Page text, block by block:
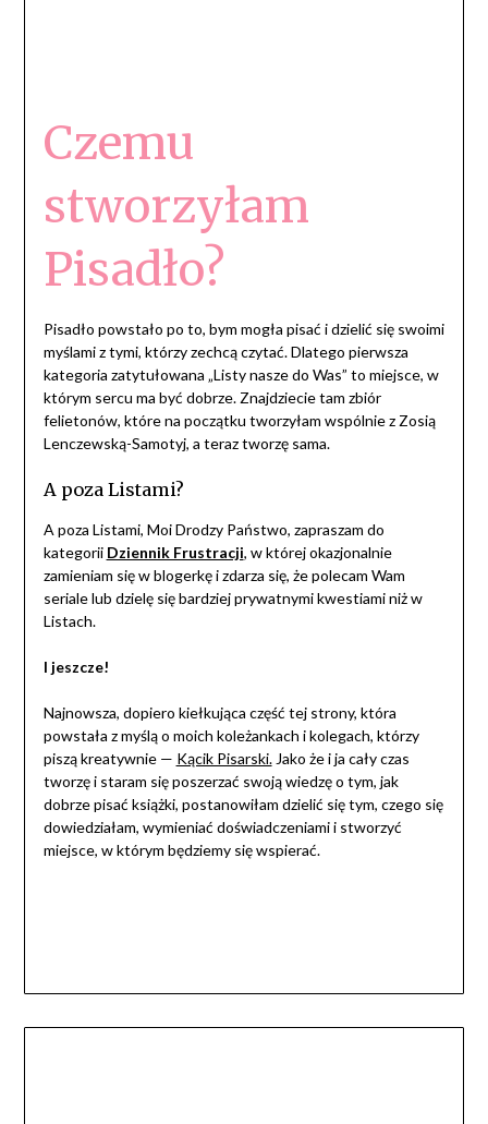
Czemu
stworzyłam
Pisadło?
Pisadło powstało po to, bym mogła pisać i dzielić się swoimi
myślami z tymi, którzy zechcą czytać. Dlatego pierwsza
kategoria zatytułowana „Listy nasze do Was” to miejsce, w
którym sercu ma być dobrze. Znajdziecie tam zbiór
felietonów, które na początku tworzyłam wspólnie z Zosią
Lenczewską-Samotyj, a teraz tworzę sama.
A poza Listami?
A poza Listami, Moi Drodzy Państwo, zapraszam do
kategorii Dziennik Frustracji, w której okazjonalnie
zamieniam się w blogerkę i zdarza się, że polecam Wam
seriale lub dzielę się bardziej prywatnymi kwestiami niż w
Listach.
I jeszcze!
Najnowsza, dopiero kiełkująca część tej strony, która
powstała z myślą o moich koleżankach i kolegach, którzy
piszą kreatywnie — Kącik Pisarski.Jako że i ja cały czas
tworzę i staram się poszerzać swoją wiedzę o tym, jak
dobrze pisać książki, postanowiłam dzielić się tym, czego się
dowiedziałam, wymieniać doświadczeniami i stworzyć
miejsce, w którym będziemy się wspierać.